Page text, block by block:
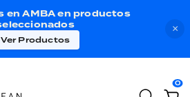
×
en AMBA en productos
Ver Productos
0